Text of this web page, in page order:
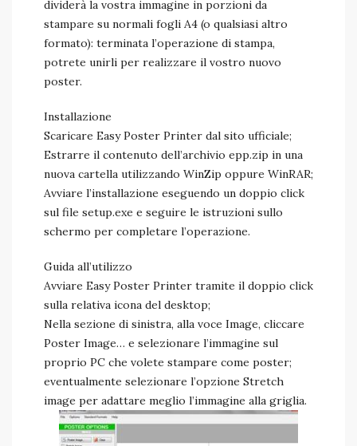
dividerà la vostra immagine in porzioni da
stampare su normali fogli A4 (o qualsiasi altro
formato): terminata l’operazione di stampa,
potrete unirli per realizzare il vostro nuovo
poster.
Installazione
Scaricare Easy Poster Printer dal sito ufficiale;
Estrarre il contenuto dell’archivio epp.zip in una
nuova cartella utilizzando WinZip oppure WinRAR;
Avviare l’installazione eseguendo un doppio click
sul file setup.exe e seguire le istruzioni sullo
schermo per completare l’operazione.
Guida all’utilizzo
Avviare Easy Poster Printer tramite il doppio click
sulla relativa icona del desktop;
Nella sezione di sinistra, alla voce Image, cliccare
Poster Image… e selezionare l’immagine sul
proprio PC che volete stampare come poster;
eventualmente selezionare l’opzione Stretch
image per adattare meglio l’immagine alla griglia.